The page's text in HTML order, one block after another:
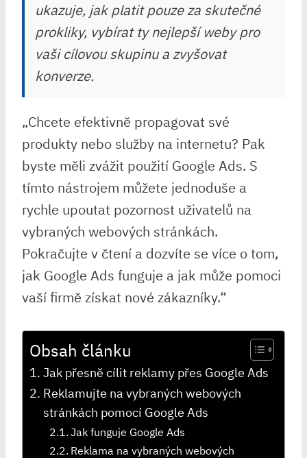
ukazuje, jak platit pouze za skutečné
prokliky, vybírat ty nejlepší weby pro
vaši cílovou skupinu a zvyšovat
konverze.
„Chcete efektivně propagovat své
produkty nebo služby na internetu? Pak
byste měli zvážit použití Google Ads. S
tímto nástrojem můžete jednoduše a
rychle upoutat pozornost uživatelů na
vybraných webových stránkách.
Pokračujte v čtení a dozvíte se více o tom,
jak Google Ads funguje a jak může pomoci
vaší firmě získat nové zákazníky.“
Obsah článku
Jak přesně cílit reklamy přes Google Ads
Reklamujte na vybraných webových
stránkách pomocí Google Ads
Jak funguje Google Ads
Reklama na vybraných webových